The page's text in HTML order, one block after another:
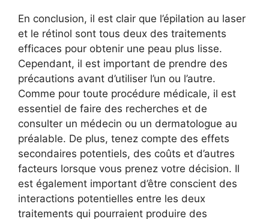
En conclusion, il est clair que l’épilation au laser
et le rétinol sont tous deux des traitements
efficaces pour obtenir une peau plus lisse.
Cependant, il est important de prendre des
précautions avant d’utiliser l’un ou l’autre.
Comme pour toute procédure médicale, il est
essentiel de faire des recherches et de
consulter un médecin ou un dermatologue au
préalable. De plus, tenez compte des effets
secondaires potentiels, des coûts et d’autres
facteurs lorsque vous prenez votre décision. Il
est également important d’être conscient des
interactions potentielles entre les deux
traitements qui pourraient produire des